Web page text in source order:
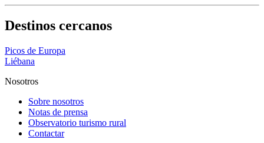
Destinos cercanos
Picos de Europa
Liébana
Nosotros
Sobre nosotros
Notas de prensa
Observatorio turismo rural
Contactar